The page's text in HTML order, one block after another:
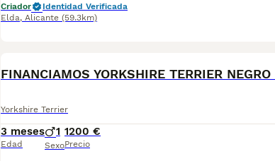
Criador
Identidad Verificada
Elda, Alicante (59.3km)
Yorkshire Terrier
3 meses
Edad
1
Sexo
1200 €
Precio